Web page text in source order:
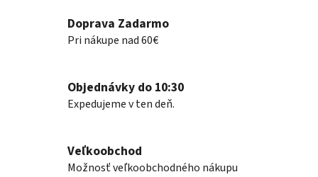
i
e
v
k
p
Doprava Zadarmo
Pri nákupe nad 60€
Objednávky do 10:30
Expedujeme v ten deň.
Veľkoobchod
Možnosť veľkoobchodného nákupu